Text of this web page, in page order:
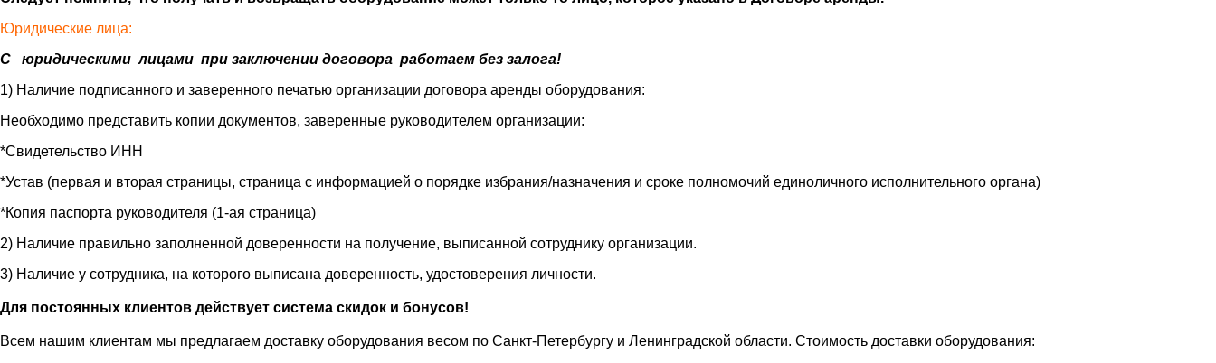
Юридические лица:
С юридическими лицами при заключении договора работаем без залога!
1) Наличие подписанного и заверенного печатью организации договора аренды оборудования:
Необходимо представить копии документов, заверенные руководителем организации:
*Свидетельство ИНН
*Устав (первая и вторая страницы, страница с информацией о порядке избрания/назначения и сроке полномочий единоличного исполнительного органа)
*Копия паспорта руководителя (1-ая страница)
2) Наличие правильно заполненной доверенности на получение, выписанной сотруднику организации.
3) Наличие у сотрудника, на которого выписана доверенность, удостоверения личности.
Для постоянных клиентов действует система скидок и бонусов!
Всем нашим клиентам мы предлагаем доставку оборудования весом по Санкт-Петербургу и Ленинградской области. Стоимость доставки оборудования: